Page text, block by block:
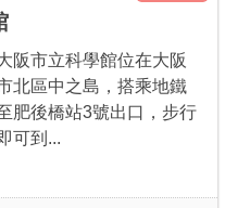
阪市立科學館位在大阪
北區中之島，搭乘地鐵
肥後橋站3號出口，步行
可到...